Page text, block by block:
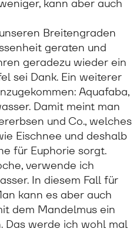
kann aber auch
Breitengraden
geraten und
geradezu wieder ein
sei Dank. Ein weiterer
Aquafaba,
Damit meint man
und Co., welches
Eischnee und deshalb
für Euphorie sorgt.
verwende ich
In diesem Fall für
kann es aber auch
dem Mandelmus ein
Das werde ich wohl mal